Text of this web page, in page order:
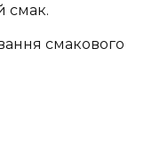
смак.
смакового